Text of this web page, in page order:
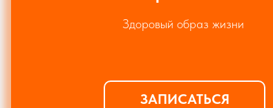
Здоровый образ жизни
ЗАПИСАТЬСЯ